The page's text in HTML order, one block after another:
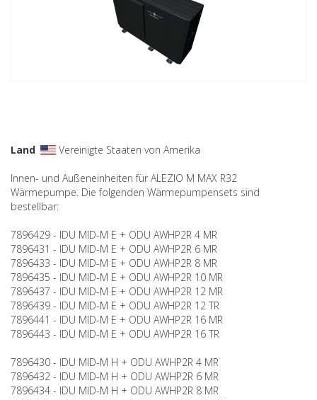
Land Vereinigte Staaten von Amerika
Innen- und Außeneinheiten für ALEZIO M MAX R32
Wärmepumpe. Die folgenden Wärmepumpensets sind
bestellbar:
7896429 - IDU MID-M E + ODU AWHP2R 4 MR
7896431 - IDU MID-M E + ODU AWHP2R 6 MR
7896433 - IDU MID-M E + ODU AWHP2R 8 MR
7896435 - IDU MID-M E + ODU AWHP2R 10 MR
7896437 - IDU MID-M E + ODU AWHP2R 12 MR
7896439 - IDU MID-M E + ODU AWHP2R 12 TR
7896441 - IDU MID-M E + ODU AWHP2R 16 MR
7896443 - IDU MID-M E + ODU AWHP2R 16 TR
7896430 - IDU MID-M H + ODU AWHP2R 4 MR
7896432 - IDU MID-M H + ODU AWHP2R 6 MR
7896434 - IDU MID-M H + ODU AWHP2R 8 MR